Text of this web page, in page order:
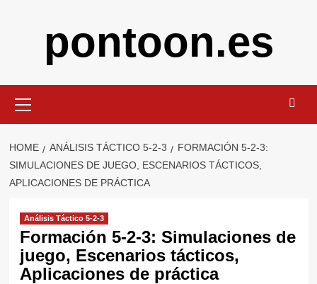
pontoon.es
Menu
HOME ANÁLISIS TÁCTICO 5-2-3
FORMACIÓN 5-2-3:
SIMULACIONES DE JUEGO, ESCENARIOS TÁCTICOS,
APLICACIONES DE PRÁCTICA
Análisis Táctico 5-2-3
Formación 5-2-3: Simulaciones de
juego, Escenarios tácticos,
Aplicaciones de práctica